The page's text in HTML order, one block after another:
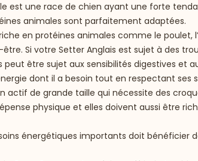
est une race de chien ayant une forte
animales sont parfaitement adaptées.
en protéines animales comme le poulet,
Si votre Setter Anglais est sujet à des
peut être sujet aux sensibilités digestives et
dont il a besoin tout en respectant ses
actif de grande taille qui nécessite des
physique et elles doivent aussi être
énergétiques importants doit